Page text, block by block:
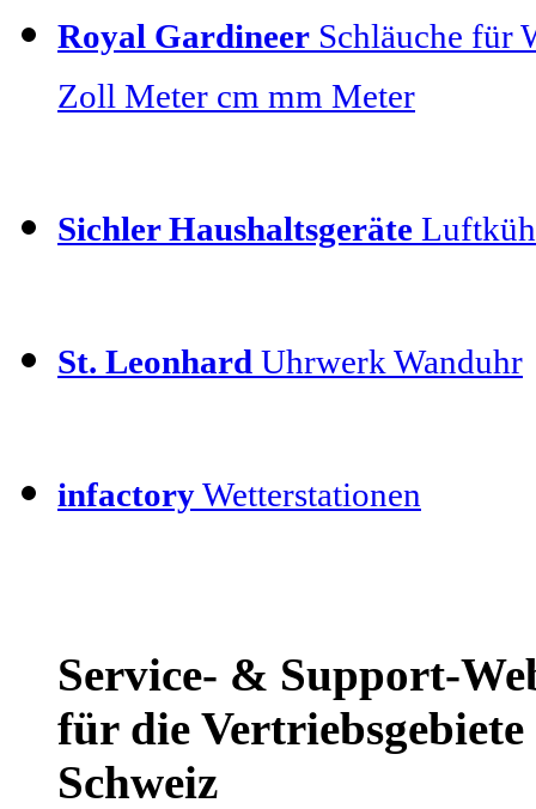
Royal Gardineer Schläuche für
Zoll Meter cm mm Meter
Sichler Haushaltsgeräte
St. Leonhard Uhrwerk Wanduhr
infactoryWetterstationen
Service- & Support-
für die
Schweiz